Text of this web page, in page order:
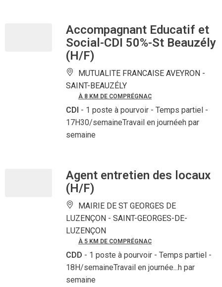
Accompagnant Educatif et
Social-CDI 50%-St Beauzély
(H/F)
MUTUALITE FRANCAISE AVEYRON -
SAINT-BEAUZÉLY
À 8 KM DE COMPRÉGNAC
CDI - 1 poste à pourvoir - Temps partiel -
17H30/semaineTravail en journéeh par
semaine
Agent entretien des locaux
(H/F)
MAIRIE DE ST GEORGES DE
LUZENÇON - SAINT-GEORGES-DE-
LUZENÇON
À 5 KM DE COMPRÉGNAC
CDD - 1 poste à pourvoir - Temps partiel -
18H/semaineTravail en journée...h par
semaine